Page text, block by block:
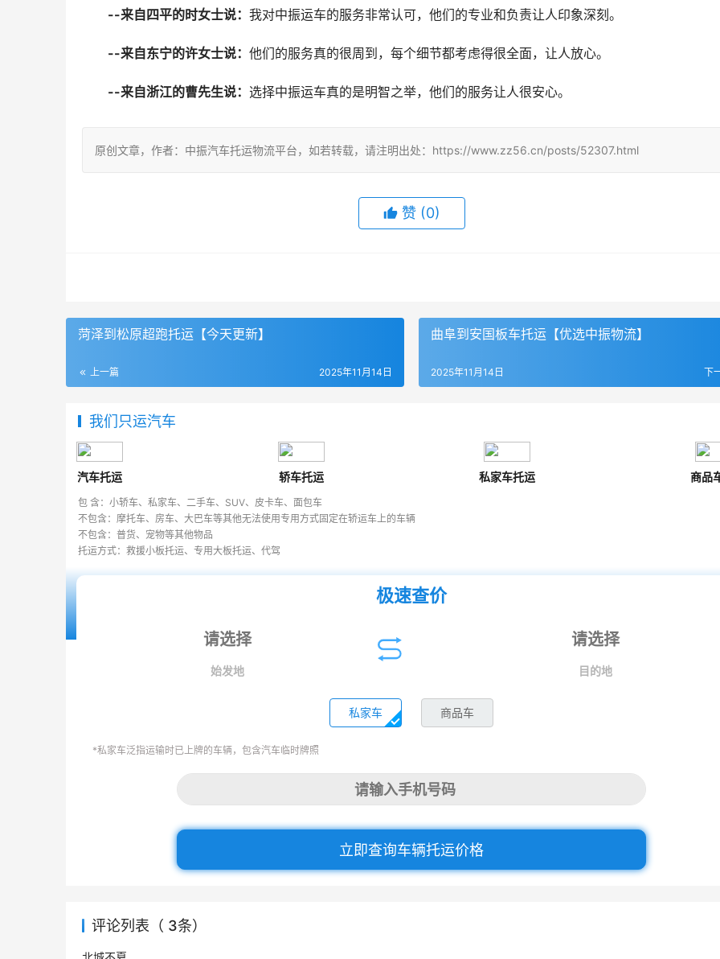
--来自四平的时女士说： 我对中振运车的服务非常认可，他们的专业和负责让人印象深刻。
--来自东宁的许女士说： 他们的服务真的很周到，每个细节都考虑得很全面，让人放心。
--来自浙江的曹先生说： 选择中振运车真的是明智之举，他们的服务让人很安心。
原创文章，作者：中振汽车托运物流平台，如若转载，请注明出处：https://www.zz56.cn/posts/52307.html
赞 (0)
菏泽到松原超跑托运【今天更新】
上一篇 2025年11月14日
曲阜到安国板车托运【优选中振物流】
下
2025年11月14日
我们只运汽车
汽车托运 轿车托运 私家车托运 商品
包 含：小轿车、私家车、二手车、SUV、皮卡车、面包车
不包含：摩托车、房车、大巴车等其他无法使用专用方式固定在轿运车上的车辆
不包含：普货、宠物等其他物品
托运方式：救援小板托运、专用大板托运、代驾
极速查价
始发地 目的地
私家车 商品车
*私家车泛指运输时已上牌的车辆，包含汽车临时牌照
立即查询车辆托运价格
评论列表（ 3条）